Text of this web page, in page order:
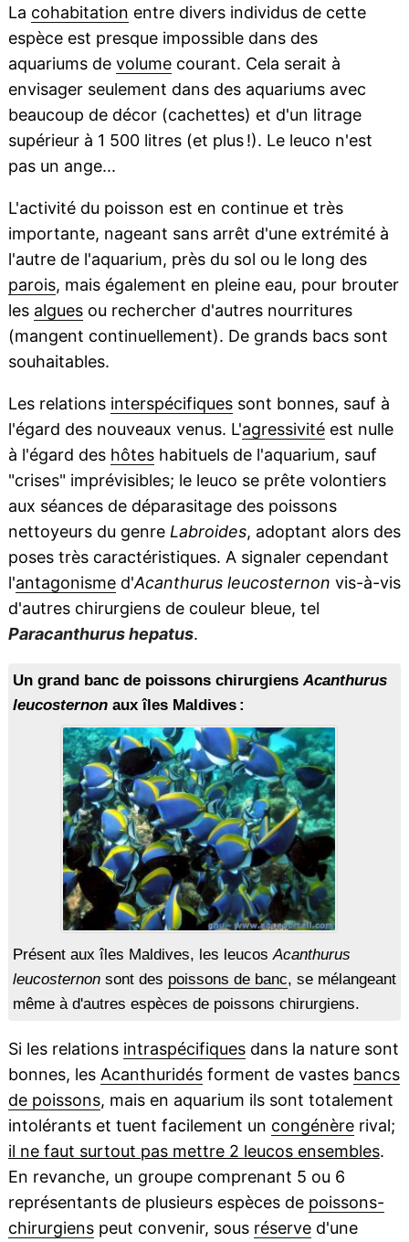
La cohabitation entre divers individus de cette
espèce est presque impossible dans des
aquariums de volumecourant. Cela serait à
envisager seulement dans des aquariums avec
beaucoup de décor (cachettes) et d'un litrage
supérieur à 1 500 litres (et plus !). Le leuco n'est
pas un ange...
L'activité du poisson est en continue et très
importante, nageant sans arrêt d'une extrémité à
l'autre de l'aquarium, près du sol ou le long des
parois, mais également en pleine eau, pour brouter
les alguesou rechercher d'autres nourritures
(mangent continuellement). De grands bacs sont
souhaitables.
Les relations interspécifiquessont bonnes, sauf à
l'égard des nouveaux venus. L'agressivitéest nulle
à l'égard des hôteshabituels de l'aquarium, sauf
"crises" imprévisibles; le leuco se prête volontiers
aux séances de déparasitage des poissons
nettoyeurs du genre Labroides, adoptant alors des
poses très caractéristiques. A signaler cependant
l'antagonismed'Acanthurus leucosternon vis-à-vis
d'autres chirurgiens de couleur bleue, tel
Paracanthurus hepatus.
Un grand banc de poissons chirurgiensAcanthurus
leucosternonaux îles Maldives :
Présent aux îles Maldives, les leucosAcanthurus
leucosternonsont des poissons de banc, se mélangeant
même à d'autres espèces de poissons chirurgiens.
Si les relations intraspécifiquesdans la nature sont
bonnes, les Acanthuridésforment de vastes bancs
de poissons, mais en aquarium ils sont totalement
intolérants et tuent facilement un congénèrerival;
il ne faut surtout pas mettre 2 leucos ensembles.
En revanche, un groupe comprenant 5 ou 6
représentants de plusieurs espèces de poissons-
chirurgienspeut convenir, sous réserved'une